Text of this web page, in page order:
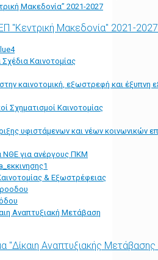
Μακεδονία” 2021-2027
"Κεντρική Μακεδονία" 2021-2027
Σχέδια Καινοτομίας
καινοτομική, εξωστρεφή και έξυπνη
Σχηματισμοί Καινοτομίας
υφιστάμενων και νέων κοινωνικών
ΝΘΕ για ανέργους ΠΚΜ
& Εξωστρέφειας
Αναπτυξιακή Μετάβαση
"Δίκαιη Αναπτυξιακής